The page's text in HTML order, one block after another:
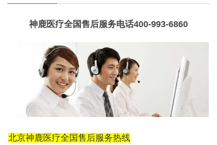
神鹿医疗全国售后服务电话400-993-6860
北京神鹿医疗全国售后服务热线